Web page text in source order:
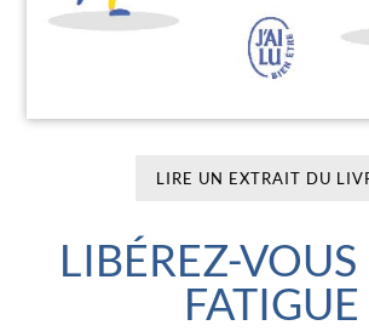
LIRE UN EXTRAIT DU
LIBÉREZ-
FATIGUE